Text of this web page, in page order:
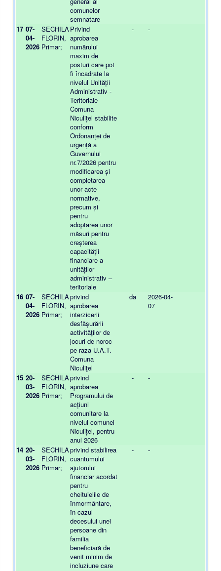
comunelor
semnatare
17 07-
04-
2026
SECHILA
FLORIN,
Primar;
Privind
aprobarea
numărului
maxim de
posturi care pot
fi încadrate la
nivelul Unității
Administrativ -
Teritoriale
Comuna
Niculițel stabilite
conform
Ordonanței de
urgență a
Guvernului
nr.7/2026 pentru
modificarea și
completarea
unor acte
normative,
precum și
pentru
adoptarea unor
măsuri pentru
creșterea
capacității
financiare a
unităților
administrativ –
teritoriale
- -
16 07-
04-
2026
SECHILA
FLORIN,
Primar;
privind
aprobarea
interzicerii
desfășurării
activităţilor de
jocuri de noroc
pe raza U.A.T.
Comuna
Niculiţel
da
2026-04-
07
15 20-
03-
2026
SECHILA
FLORIN,
Primar;
privind
aprobarea
Programului de
acțiuni
comunitare la
nivelul comunei
Niculițel, pentru
anul 2026
- -
14 20-
03-
2026
SECHILA
FLORIN,
Primar;
privind stabilirea
cuantumului
ajutorului
financiar acordat
pentru
cheltuielile de
înmormântare,
în cazul
decesului unei
persoane din
familia
beneficiară de
venit minim de
incluziune care
- -